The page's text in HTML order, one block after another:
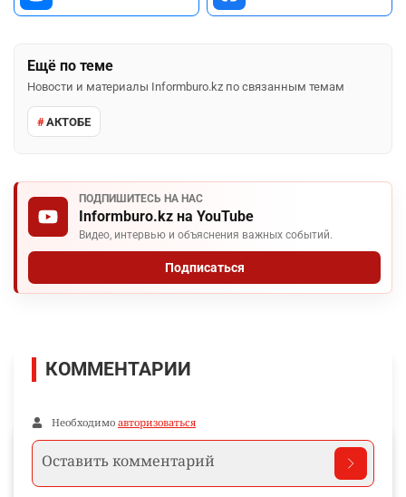
Ещё по теме
Новости и материалы Informburo.kz по связанным темам
АКТОБЕ
ПОДПИШИТЕСЬ НА НАС
Informburo.kz на YouTube
Видео, интервью и объяснения важных событий.
Подписаться
КОММЕНТАРИИ
Необходимо авторизоваться